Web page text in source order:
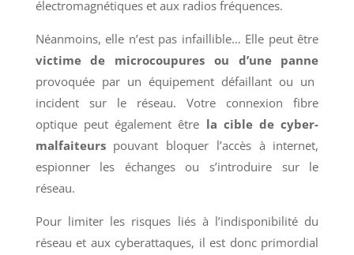
électromagnétiques et aux radios fréquences.
Néanmoins, elle n’est pas infaillible… Elle peut être
victime de microcoupures ou d’une panne
provoquée par un équipement défaillant ou un
incident sur le réseau. Votre connexion fibre
optique peut également être la cible de cyber-
malfaiteurspouvant bloquer l’accès à internet,
espionner les échanges ou s’introduire sur le
réseau.
Pour limiter les risques liés à l’indisponibilité du
réseau et aux cyberattaques, il est donc primordial